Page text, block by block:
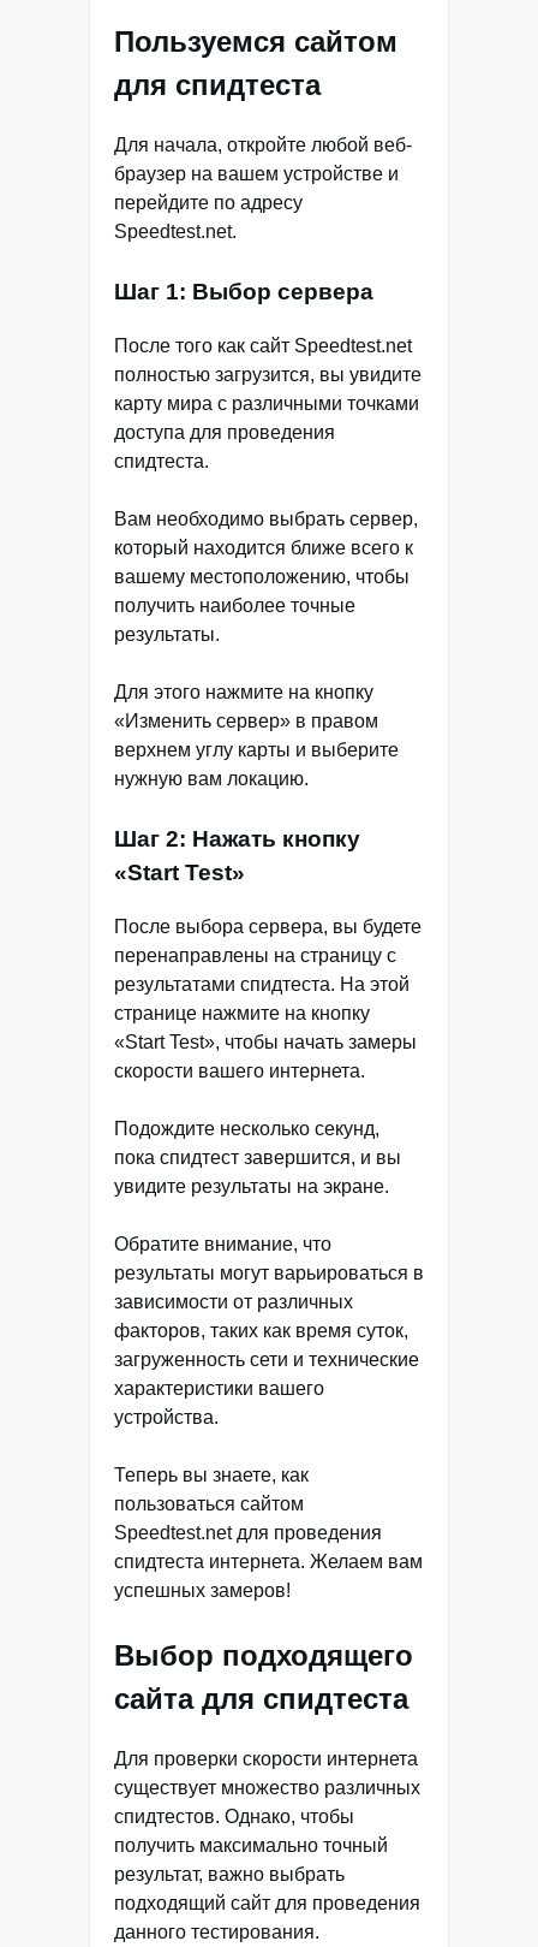
Пользуемся сайтом
для спидтеста
Для начала, откройте любой веб-
браузер на вашем устройстве и
перейдите по адресу
Speedtest.net.
Шаг 1: Выбор сервера
После того как сайт Speedtest.net
полностью загрузится, вы увидите
карту мира с различными точками
доступа для проведения
спидтеста.
Вам необходимо выбрать сервер,
который находится ближе всего к
вашему местоположению, чтобы
получить наиболее точные
результаты.
Для этого нажмите на кнопку
«Изменить сервер» в правом
верхнем углу карты и выберите
нужную вам локацию.
Шаг 2: Нажать кнопку
«Start Test»
После выбора сервера, вы будете
перенаправлены на страницу с
результатами спидтеста. На этой
странице нажмите на кнопку
«Start Test», чтобы начать замеры
скорости вашего интернета.
Подождите несколько секунд,
пока спидтест завершится, и вы
увидите результаты на экране.
Обратите внимание, что
результаты могут варьироваться в
зависимости от различных
факторов, таких как время суток,
загруженность сети и технические
характеристики вашего
устройства.
Теперь вы знаете, как
пользоваться сайтом
Speedtest.net для проведения
спидтеста интернета. Желаем вам
успешных замеров!
Выбор подходящего
сайта для спидтеста
Для проверки скорости интернета
существует множество различных
спидтестов. Однако, чтобы
получить максимально точный
результат, важно выбрать
подходящий сайт для проведения
данного тестирования.